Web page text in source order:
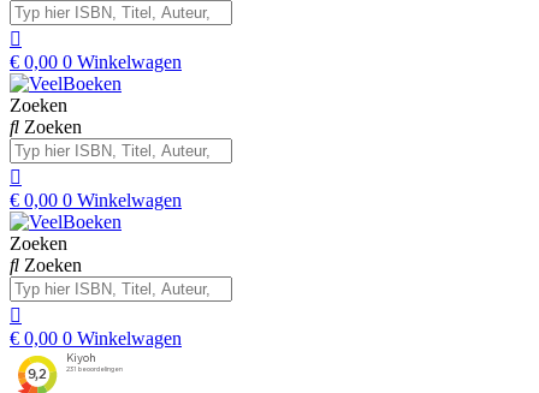
€ 0,00 0 Winkelwagen
Zoeken
Zoeken
€ 0,00 0 Winkelwagen
Zoeken
Zoeken
€ 0,00 0 Winkelwagen